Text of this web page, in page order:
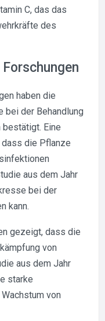
C, das das
des
haben die
bei der Behandlung
Eine
dass die Pflanze
aus dem Jahr
bei der
kann.
gezeigt, dass die
von
aus dem Jahr
starke
von